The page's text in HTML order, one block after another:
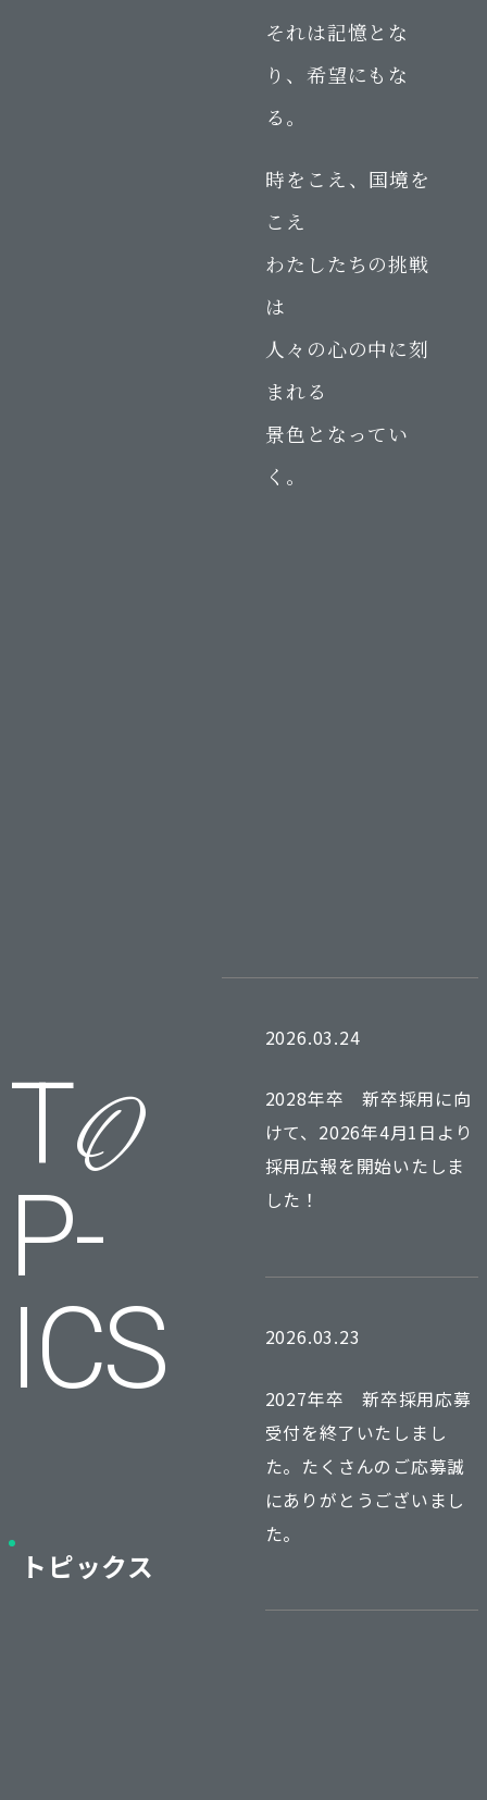
それは記憶とな
り、希望にもな
る。
時をこえ、国境を
こえ
わたしたちの挑戦
は
人々の心の中に刻
まれる
景色となってい
く。
TO
P­
ICS
トピックス
2026.03.24
2028年卒 新卒採用に向
けて、2026年4月1日より
採用広報を開始いたしま
した！
2026.03.23
2027年卒 新卒採用応募
受付を終了いたしまし
た。たくさんのご応募誠
にありがとうございまし
た。